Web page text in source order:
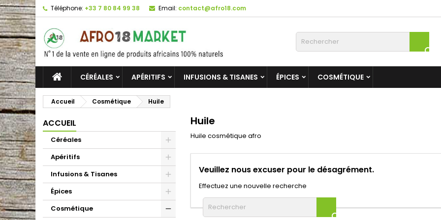
Téléphone: +33 7 80 84 99 38 Email: contact@afro18.com

CÉRÉALES APÉRITIFS INFUSIONS & TISANES ÉPICES COSMÉTIQUE
Accueil Cosmétique Huile
ACCUEIL
Céréales
Apéritifs
Infusions & Tisanes
Épices
Cosmétique
Huile
Huile cosmétique afro
Veuillez nous excuser pour le désagrément.
Effectuez une nouvelle recherche
